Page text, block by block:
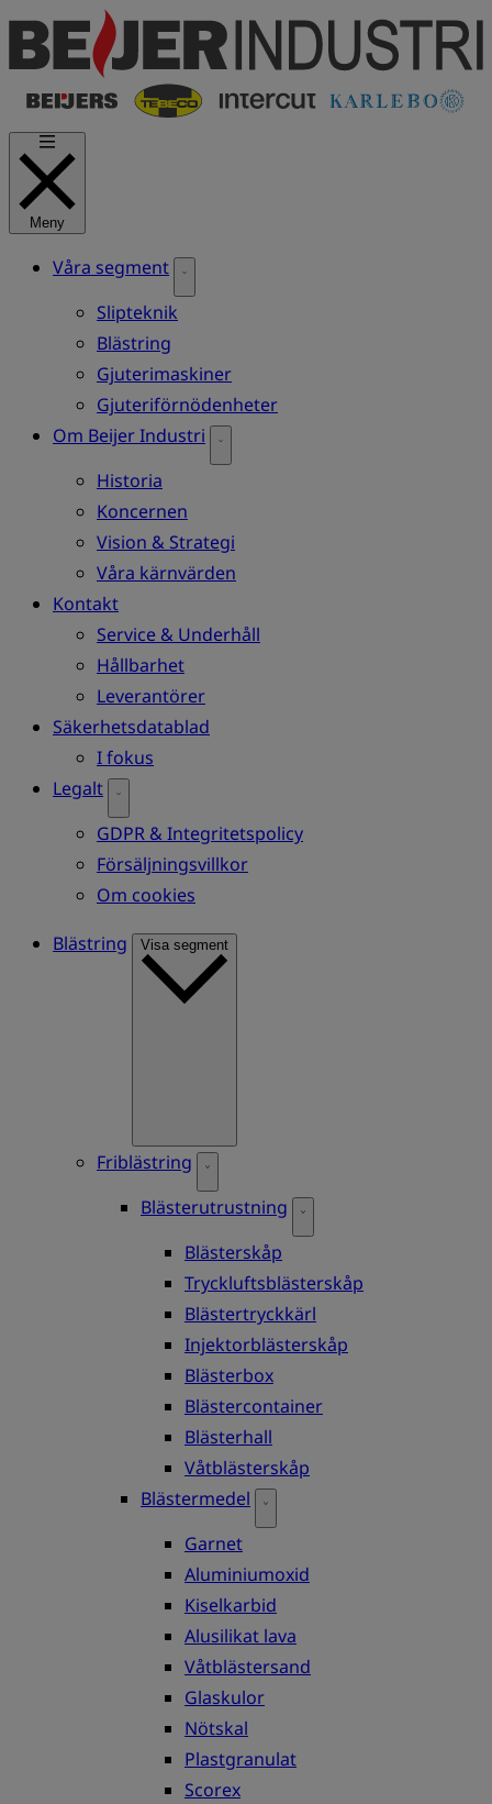
Hoppa
till
huvudinnehåll
Meny
Våra segment
Slipteknik
Blästring
Gjuterimaskiner
Gjuteriförnödenheter
Om Beijer Industri
Historia
Koncernen
Vision & Strategi
Våra kärnvärden
Kontakt
Service & Underhåll
Hållbarhet
Leverantörer
Säkerhetsdatablad
I fokus
Legalt
GDPR & Integritetspolicy
Försäljningsvillkor
Om cookies
Blästring
Visa segment
Friblästring
Blästerutrustning
Blästerskåp
Tryckluftsblästerskåp
Blästertryckkärl
Injektorblästerskåp
Blästerbox
Blästercontainer
Blästerhall
Våtblästerskåp
Blästermedel
Garnet
Aluminiumoxid
Kiselkarbid
Alusilikat lava
Våtblästersand
Glaskulor
Nötskal
Plastgranulat
Scorex